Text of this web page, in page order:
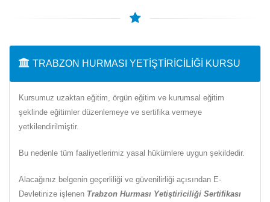
TRABZON HURMASI YETIŞTIRICILIĞI KURSU
Kursumuz uzaktan eğitim, örgün eğitim ve kurumsal eğitim
şeklinde eğitimler düzenlemeye ve sertifika vermeye
yetkilendirilmiştir.
Bu nedenle tüm faaliyetlerimiz yasal hükümlere uygun şekildedir.
Alacağınız belgenin geçerliliği ve güvenilirliği açısından E-
Devletinize işlenen Trabzon Hurması Yetiştiriciliği Sertifikası